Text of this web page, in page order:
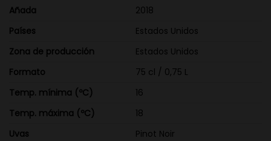
Añada
2018
Países
Estados Unidos
Zona de producción
Estados Unidos
Formato
75 cl / 0,75 L
Temp. mínima (ºC)
16
Temp. máxima (ºC)
18
Uvas
Pinot Noir